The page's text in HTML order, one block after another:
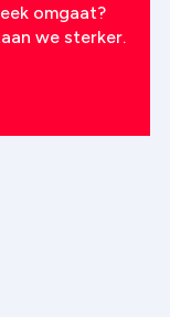
omgaat?
we sterker.